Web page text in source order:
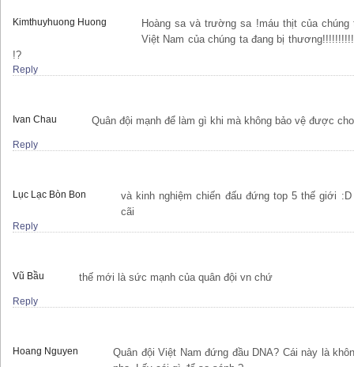
Kimthuyhuong Huong
Hoàng sa và trường sa !máu thịt của chúng
Việt Nam của chúng ta đang bị
!?
Reply
Ivan Chau Quân đội mạnh để làm gì khi mà không bảo vệ được
Reply
Lục Lạc Bòn Bon
và kinh nghiệm chiến đấu đứng top 5 thế giới
cãi
Reply
Vũ Bầu thế mới là sức mạnh của quân đội vn chứ
Reply
Hoang Nguyen
Quân đội Việt Nam đứng đầu DNA? Cái này là